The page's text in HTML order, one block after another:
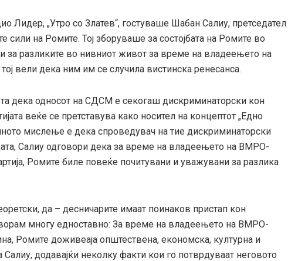
Лидер, „Утро со Златев“, гостуваше Шабан Салиу, претседател
сили на Ромите. Тој зборуваше за состојбата на Ромите во
за разликите во нивниот живот за време на владеењето на
вели дека ним им се случила вистинска ренесанса.
дека односот на СДСМ е секогаш дискриминаторски кон
веќе се претставува како носител на концептот „Едно
мислење е дека спроведувач на тие дискриминаторски
Салиу одговори дека за време на владеењето на ВМРО-
Ромите биле повеќе почитувани и уважувани за разлика
да – десничарите имаат поинаков пристап кон
многу едноставно: За време на владеењето на ВМРО-
Ромите доживеаја општествена, економска, културна и
Салиу, додавајќи неколку факти кои го потврдуваат неговото